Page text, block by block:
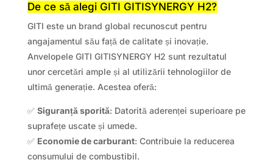
De ce să alegi GITI GITISYNERGY H2?
GITI este un brand global recunoscut pentru
angajamentul său față de calitate și inovație.
Anvelopele GITI GITISYNERGY H2 sunt rezultatul
unor cercetări ample și al utilizării tehnologiilor de
ultimă generație. Acestea oferă:
✅ Siguranță sporită: Datorită aderenței superioare pe
suprafețe uscate și umede.
✅ Economie de carburant: Contribuie la reducerea
consumului de combustibil.